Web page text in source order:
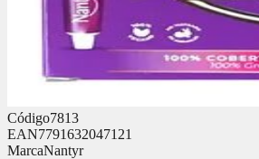
Código7813
EAN7791632047121
MarcaNantyr